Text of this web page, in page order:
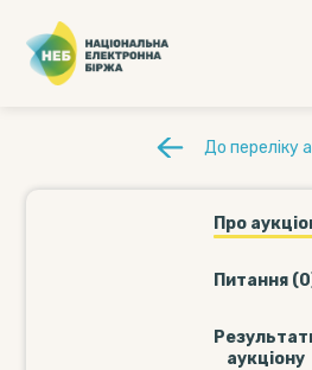
До переліку
Про
Питання
аукціону